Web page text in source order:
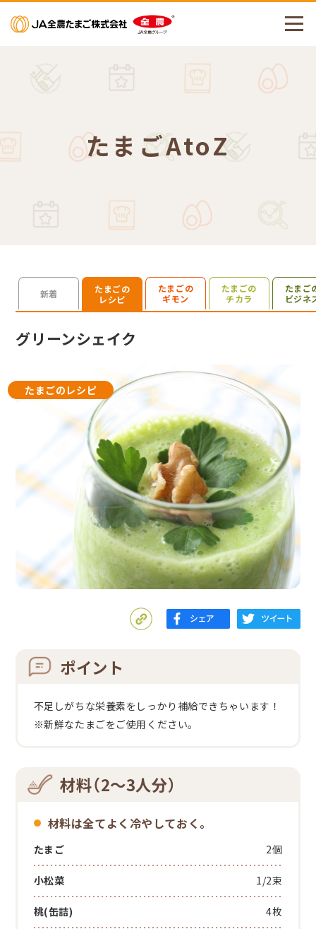
メニューを開く
たまごAtoZ
新着
たまごの
レシピ
たまごの
ギモン
たまごの
チカラ
たまご
ビジネ
検索を開く
グリーンシェイク
たまごのレシピ
ポイント
不足しがちな栄養素をしっかり補給できちゃいます！
※新鮮なたまごをご使用ください。
材料（2～3人分）
材料は全てよく冷やしておく。
たまご 2個
小松菜 1/2束
桃(缶詰) 4枚